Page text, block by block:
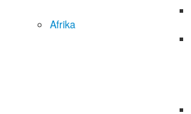
Afrika